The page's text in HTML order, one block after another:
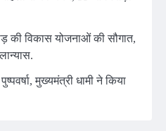
की विकास योजनाओं की सौगात,
मुख्यमंत्री धामी ने किया